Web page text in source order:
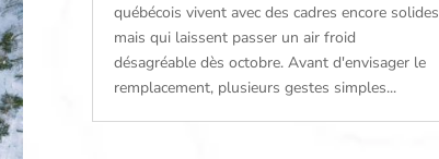
québécois vivent avec des cadres encore solides
mais qui laissent passer un air froid
désagréable dès octobre. Avant d'envisager le
remplacement, plusieurs gestes simples...